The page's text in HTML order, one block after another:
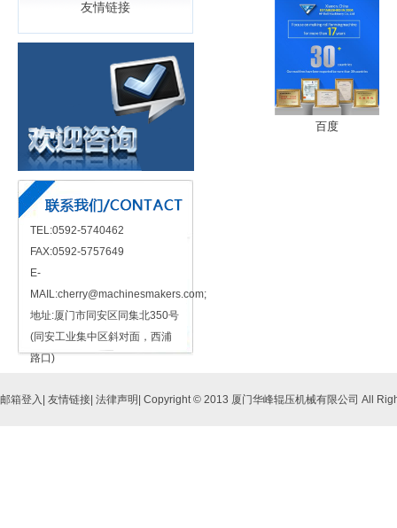
友情链接
TEL:0592-5740462
FAX:0592-5757649
E-
MAIL:cherry@machinesmakers.com;
地址:厦门市同安区同集北350号
(同安工业集中区斜对面，西浦
路口)
百度
邮箱登入 友情链接 法律声明 | Copyright © 2013 厦门华峰辊压机械有限公司 All